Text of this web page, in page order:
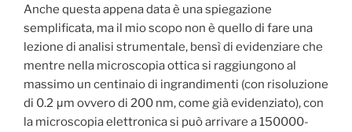
Anche questa appena data è una spiegazione
semplificata, ma il mio scopo non è quello di fare una
lezione di analisi strumentale, bensì di evidenziare che
mentre nella microscopia ottica si raggiungono al
massimo un centinaio di ingrandimenti (con risoluzione
di 0.2 μm ovvero di 200 nm, come già evidenziato), con
la microscopia elettronica si può arrivare a 150000-